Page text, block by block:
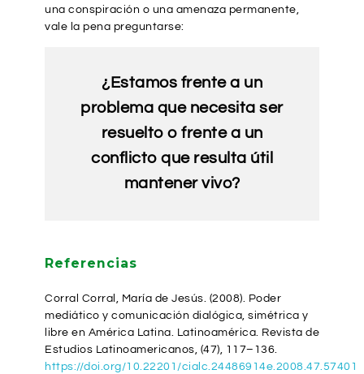
una conspiración o una amenaza permanente,
vale la pena preguntarse:
¿Estamos frente a un
problema que necesita ser
resuelto o frente a un
conflicto que resulta útil
mantener vivo?
Referencias
Corral Corral, María de Jesús. (2008). Poder
mediático y comunicación dialógica, simétrica y
libre en América Latina. Latinoamérica. Revista de
Estudios Latinoamericanos, (47), 117–136.
https://doi.org/10.22201/cialc.24486914e.2008.47.57401